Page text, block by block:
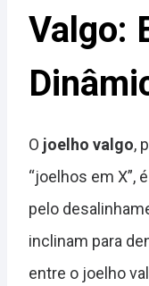
Valgo:
O joelho valgo,
“joelhos em X”,
pelo
inclinam para
entre o joelho